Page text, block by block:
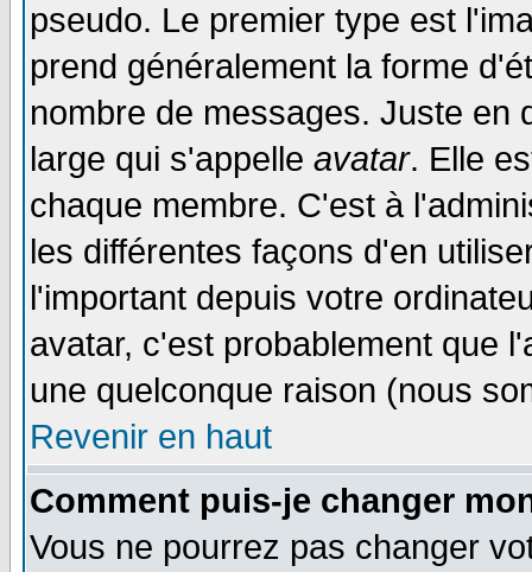
pseudo. Le premier type est
prend généralement la forme
nombre de messages. Juste en
large qui s'appelle avatar. Elle
chaque membre. C'est à
les différentes façons d'en
l'important depuis votre
avatar, c'est probablement que
une quelconque raison (nous
Revenir en haut
Comment puis-je changer
Vous ne pourrez pas changer